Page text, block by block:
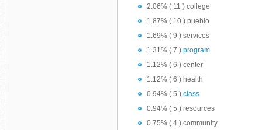
2.06% ( 11 ) college
1.87% ( 10 ) pueblo
1.69% ( 9 ) services
1.31% ( 7 ) program
1.12% ( 6 ) center
1.12% ( 6 ) health
0.94% ( 5 ) class
0.94% ( 5 ) resources
0.75% ( 4 ) community